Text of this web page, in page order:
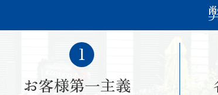
お客様第一主義